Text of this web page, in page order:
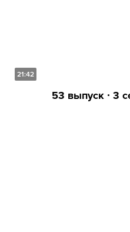
21:42
53 выпуск ∙ 3